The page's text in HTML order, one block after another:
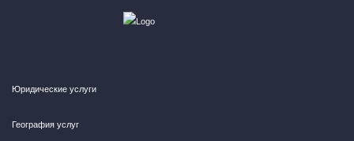
Юридические услуги
География услуг